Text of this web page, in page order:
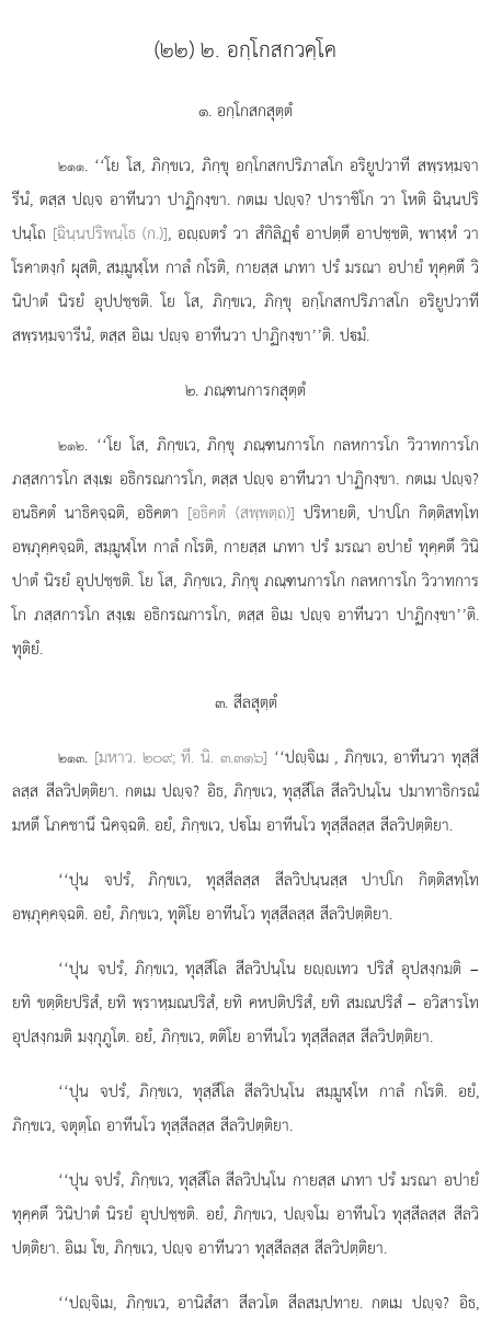
(๒๒) ๒. อกฺโกสกวคฺโค
๑. อกฺโกสกสุตฺตํ
๒๑๑. ‘‘โยโส, ภิกฺขเว, ภิกฺขุ อกฺโกสกปริภาสโก อริยูปวาที สพฺรหฺมจา
รีนํ, ตสฺส ปฺจ อาทีนวา ปาฏิกงฺขา. กตเม ปฺจ? ปาราชิโก วา โหติ ฉินฺนปริ
ปนฺโถ [ฉินฺนปริพนฺโธ (ก.)], อฺตรํ วา สํกิลิฏฺํ อาปตฺตึ อาปชฺชติ, พาฬฺหํ วา
โรคาตงฺกํ ผุสติ, สมฺมูฬฺโห กาลํ กโรติ, กายสฺส เภทา ปรํ มรณา อปายํ ทุคฺคตึ วิ
นิปาตํ นิรยํ อุปปชฺชติ. โย โส, ภิกฺขเว, ภิกฺขุ อกฺโกสกปริภาสโก อริยูปวาที
สพฺรหฺมจารีนํ, ตสฺส อิเม ปฺจ อาทีนวา ปาฏิกงฺขา’’ติ. ปมํ.
๒. ภณฺฑนการกสุตฺตํ
๒๑๒. ‘‘โย โส, ภิกฺขเว, ภิกฺขุ ภณฺฑนการโก กลหการโก วิวาทการโก
ภสฺสการโก สงฺเฆ อธิกรณการโก, ตสฺส ปฺจ อาทีนวา ปาฏิกงฺขา. กตเม ปฺจ?
อนธิคตํ นาธิคจฺฉติ, อธิคตา [อธิคตํ (สพฺพตฺถ)] ปริหายติ, ปาปโก กิตฺติสทฺโท
อพฺภุคฺคจฺฉติ, สมฺมูฬฺโห กาลํ กโรติ, กายสฺส เภทา ปรํ มรณา อปายํ ทุคฺคตึ วินิ
ปาตํ นิรยํ อุปปชฺชติ. โย โส, ภิกฺขเว, ภิกฺขุ ภณฺฑนการโก กลหการโก วิวาทการ
โก ภสฺสการโก สงฺเฆ อธิกรณการโก, ตสฺส อิเม ปฺจ อาทีนวา ปาฏิกงฺขา’’ติ.
ทุติยํ.
๓. สีลสุตฺตํ
๒๑๓. [มหาว. ๒๐๙; ที. นิ. ๓.๓๑๖] ‘‘ปฺจิเม, ภิกฺขเว, อาทีนวา ทุสฺสี
ลสฺส สีลวิปตฺติยา. กตเม ปฺจ? อิธ, ภิกฺขเว, ทุสฺสีโล สีลวิปนฺโน ปมาทาธิกรณํ
มหตึ โภคชานึ นิคจฺฉติ. อยํ, ภิกฺขเว, ปโม อาทีนโว ทุสฺสีลสฺส สีลวิปตฺติยา.
‘‘ปุน จปรํ, ภิกฺขเว, ทุสฺสีลสฺส สีลวิปนฺนสฺส ปาปโก กิตฺติสทฺโท
อพฺภุคฺคจฺฉติ. อยํ, ภิกฺขเว, ทุติโย อาทีนโว ทุสฺสีลสฺส สีลวิปตฺติยา.
‘‘ปุน จปรํ, ภิกฺขเว, ทุสฺสีโล สีลวิปนฺโน ยฺเทว ปริสํ อุปสงฺกมติ –
ยทิ ขตฺติยปริสํ, ยทิ พฺราหฺมณปริสํ, ยทิ คหปติปริสํ, ยทิ สมณปริสํ – อวิสารโท
อุปสงฺกมติ มงฺกุภูโต. อยํ, ภิกฺขเว, ตติโย อาทีนโว ทุสฺสีลสฺส สีลวิปตฺติยา.
‘‘ปุน จปรํ, ภิกฺขเว, ทุสฺสีโล สีลวิปนฺโน สมฺมูฬฺโห กาลํ กโรติ. อยํ,
ภิกฺขเว, จตุตฺโถ อาทีนโว ทุสฺสีลสฺส สีลวิปตฺติยา.
‘‘ปุน จปรํ, ภิกฺขเว, ทุสฺสีโล สีลวิปนฺโน กายสฺส เภทา ปรํ มรณา อปายํ
ทุคฺคตึ วินิปาตํ นิรยํ อุปปชฺชติ. อยํ, ภิกฺขเว, ปฺจโม อาทีนโว ทุสฺสีลสฺส สีลวิ
ปตฺติยา. อิเม โข, ภิกฺขเว, ปฺจ อาทีนวา ทุสฺสีลสฺส สีลวิปตฺติยา.
‘‘ปฺจิเม, ภิกฺขเว, อานิสํสา สีลวโต สีลสมฺปทาย. กตเม ปฺจ? อิธ,